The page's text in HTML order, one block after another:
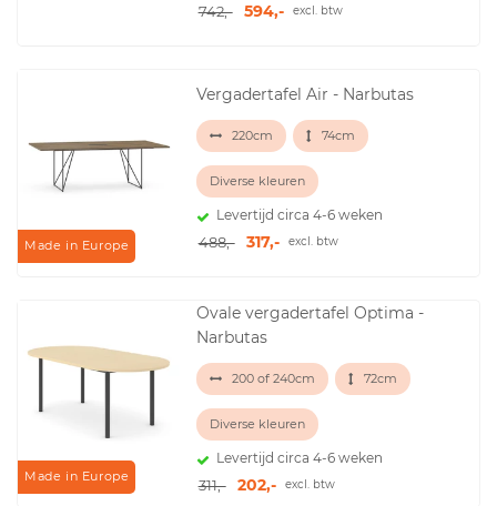
742,- 594,- excl. btw
Made in Europe
Vergadertafel Air - Narbutas
220cm 74cm
Diverse kleuren
Levertijd circa 4-6 weken
488,- 317,- excl. btw
Made in Europe
Ovale vergadertafel Optima -
Narbutas
200 of 240cm 72cm
Diverse kleuren
Levertijd circa 4-6 weken
311,- 202,- excl. btw